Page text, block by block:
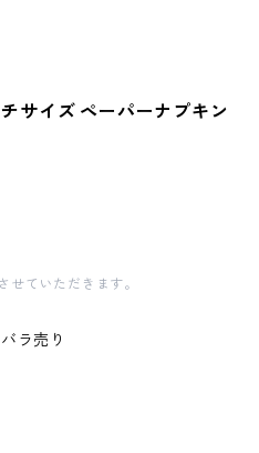
サイズ ペーパーナプキン
せていただきます。
ラ売り